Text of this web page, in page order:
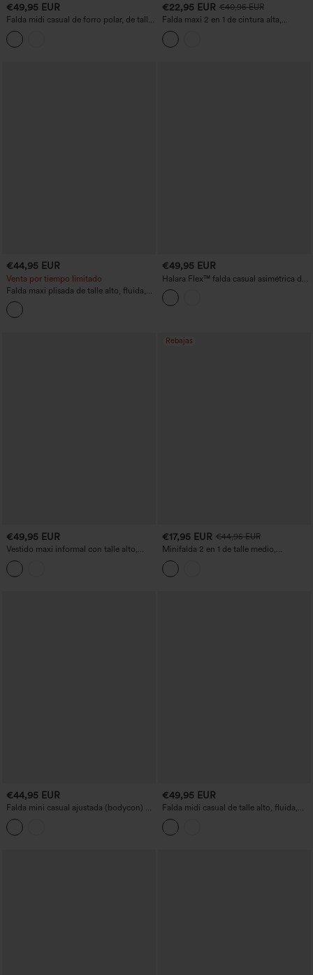
€49,95 EUR
Falda midi casual de forro polar, de talle
alto y corte en A, con bolsillos
€22,95 EUR €40,95 EUR
Falda maxi 2 en 1 de cintura alta,
fruncida con abertura, de tacto fresco,
vaporosa para fiesta, con bolsillos
€44,95 EUR
Venta por tiempo limitado
Falda maxi plisada de talle alto, fluida,
con efecto satinado, de estilo casual
€49,95 EUR
Halara Flex™ falda casual asimétrica de
denim de talle medio con control
abdominal y bolsillos
€49,95 EUR
Vestido maxi informal con talle alto,
cinturón, cremallera y bolsillos.
Rebajas
€17,95 EUR €44,95 EUR
Minifalda 2 en 1 de talle medio,
tableada, corte en A, de estilo denim y a
cuadros, con bolsillo
€44,95 EUR
Falda mini casual ajustada (bodycon) de
pana con forro polar, de talle alto,
control de abdomen, realce de glúteos,
con bolsillos.
€49,95 EUR
Falda midi casual de talle alto, fluida,
con estampado floral y bolsillos